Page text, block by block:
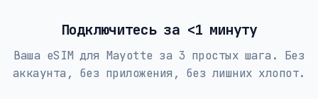
Подключитесь за <1 минуту
Ваша eSIM для Mayotte за 3 простых шага. Без
аккаунта, без приложения, без лишних хлопот.